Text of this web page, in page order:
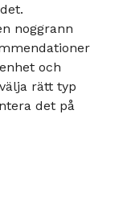
noggrann
och
rätt typ
det på